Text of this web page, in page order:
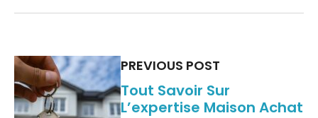
PREVIOUS POST
Tout Savoir Sur
L’expertise Maison Achat